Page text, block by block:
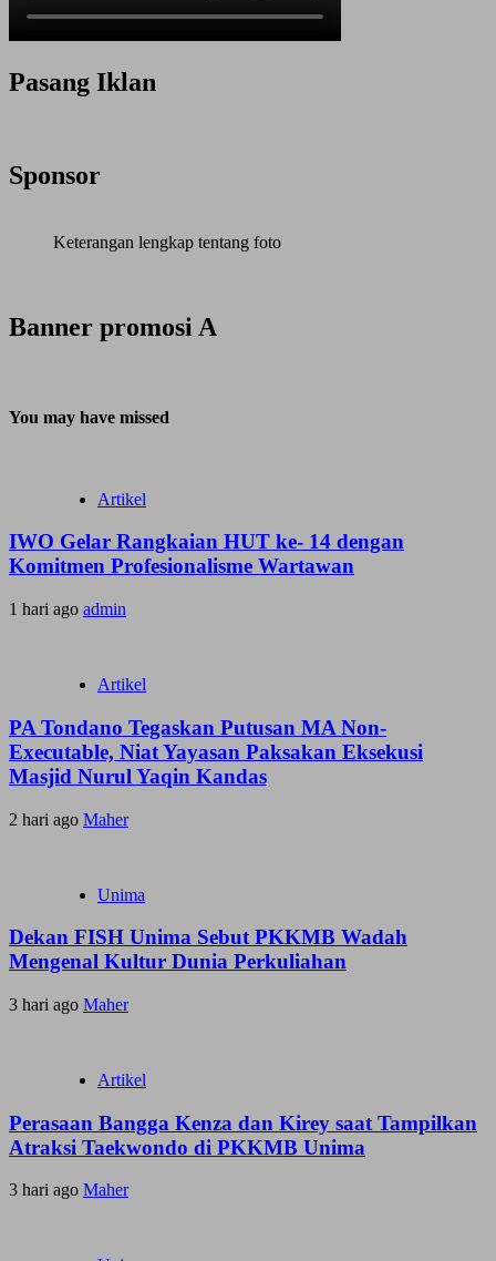
Pasang Iklan
Sponsor
Keterangan lengkap tentang foto
Banner promosi A
You may have missed
Artikel
IWO Gelar Rangkaian HUT ke- 14 dengan
Komitmen Profesionalisme Wartawan
1 hari ago admin
Artikel
PA Tondano Tegaskan Putusan MA Non-
Executable, Niat Yayasan Paksakan Eksekusi
Masjid Nurul Yaqin Kandas
2 hari ago Maher
Unima
Dekan FISH Unima Sebut PKKMB Wadah
Mengenal Kultur Dunia Perkuliahan
3 hari ago Maher
Artikel
Perasaan Bangga Kenza dan Kirey saat Tampilkan
Atraksi Taekwondo di PKKMB Unima
3 hari ago Maher